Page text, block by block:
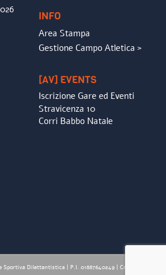
INFO
Area Stampa
Gestione Campo Atletica >
[AV] EVENTS
Iscrizione Gare ed Eventi
Stravicenza 10
Corri Babbo Natale
Sportiva Dilettantistica | P.I. 01887640249 | Credits